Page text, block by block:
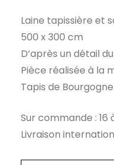
Laine tapissière et
500 x 300 cm
D’après un détail
Pièce réalisée à la
Tapis de Bourgogne
Sur commande : 16
Livraison